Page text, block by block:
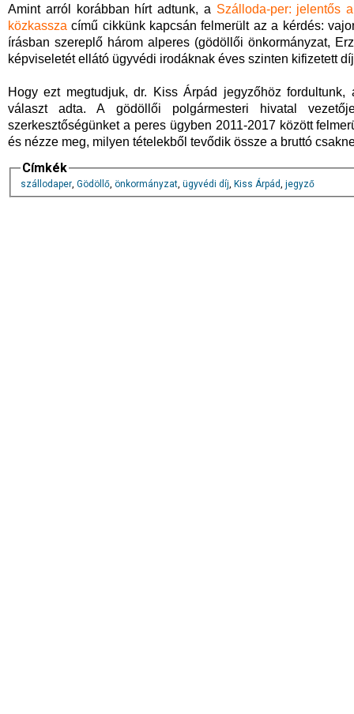
Amint arról korábban hírt adtunk, a Szálloda-per: jelentős
közkassza című cikkünk kapcsán felmerült az a kérdés:
írásban szereplő három alperes (gödöllői önkormányzat,
képviseletét ellátó ügyvédi irodáknak éves szinten kifizetett
Hogy ezt megtudjuk, dr. Kiss Árpád jegyzőhöz
választ adta. A gödöllői polgármesteri hivatal
szerkesztőségünket a peres ügyben 2011-2017 között
és nézze meg, milyen tételekből tevődik össze a bruttó
Címkék
szállodaper, Gödöllő, önkormányzat, ügyvédi díj, Kiss Árpád, jegyző